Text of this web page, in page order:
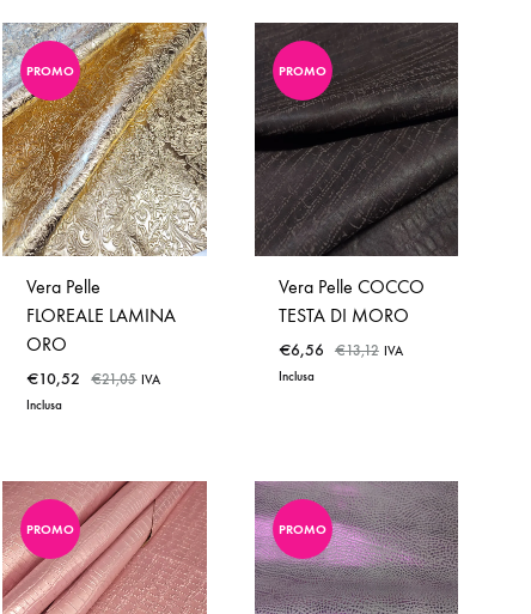
ADD
TO
WISHLIST
ADD
TO
WISHLIST
PROMO
Vera Pelle
FLOREALE LAMINA
ORO
€10,52 €21,05 IVA
Inclusa
ADD
TO
PROMO
Vera Pelle COCCO
TESTA DI MORO
€6,56 €13,12 IVA
Inclusa
ADD
TO
WISHLIST
PROMO PROMO